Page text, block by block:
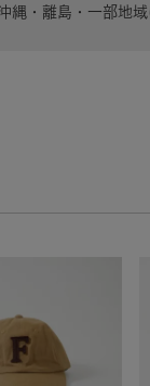
縄・離島・一部地